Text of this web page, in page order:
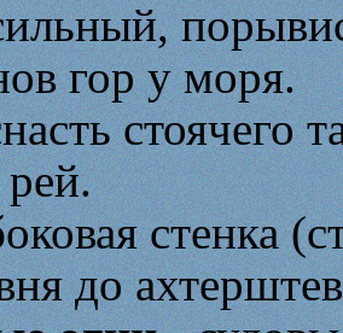
гор у моря.
стоячего
стенка
до